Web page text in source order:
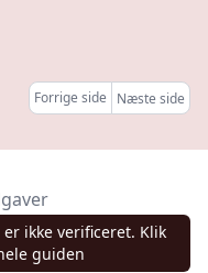
Forrige side Næste side
ikke verificeret. Klik
guiden